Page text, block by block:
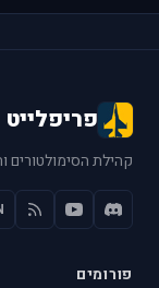
פריפלייט
קהילת הסימולטורים
פורומים